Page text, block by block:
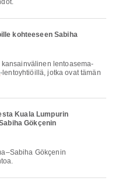
kohteeseen Sabiha
-lentoyhtiöillä, jotka ovat tämän
Kuala Lumpurin
Gökçenin